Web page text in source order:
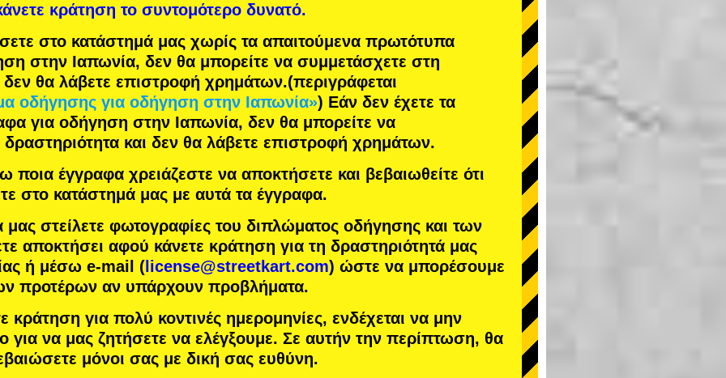
κράτηση το συντομότερο δυνατό.
στο κατάστημά μας χωρίς τα απαιτούμενα πρωτότυπα
στην Ιαπωνία, δεν θα μπορείτε να συμμετάσχετε στη
δεν θα λάβετε επιστροφή χρημάτων.(περιγράφεται
οδήγησης για οδήγηση στην Ιαπωνία») Εάν δεν έχετε τα
για οδήγηση στην Ιαπωνία, δεν θα μπορείτε να
και δεν θα λάβετε επιστροφή χρημάτων.
ποια έγγραφα χρειάζεστε να αποκτήσετε και βεβαιωθείτε ότι
στο κατάστημά μας με αυτά τα έγγραφα.
μας στείλετε φωτογραφίες του διπλώματος οδήγησης και των
αποκτήσει αφού κάνετε κράτηση για τη δραστηριότητά μας
ή μέσω e-mail ( license@streetkart.com) ώστε να μπορέσουμε
προτέρων αν υπάρχουν προβλήματα.
κράτηση για πολύ κοντινές ημερομηνίες, ενδέχεται να μην
για να μας ζητήσετε να ελέγξουμε. Σε αυτήν την περίπτωση, θα
μόνοι σας με δική σας ευθύνη.